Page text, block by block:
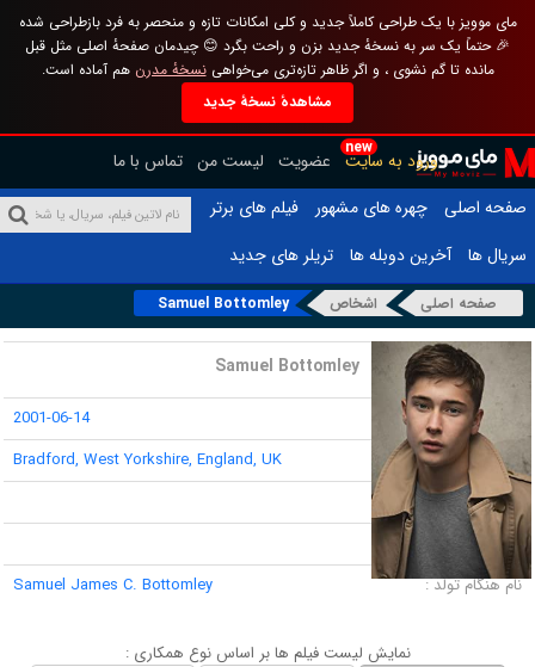
مای موویز با یک طراحی کاملاً جدید و کلی امکانات تازه و منحصر به فرد بازطراحی شده
🎉 حتماً یک سر به نسخهٔ جدید بزن و راحت بگرد 😊 چیدمان صفحهٔ اصلی مثل قبل
مانده تا گم نشوی ، و اگر ظاهر تازه‌تری می‌خواهینسخهٔ مدرن هم آماده است.
مشاهدهٔ نسخهٔ جدید
new
ورود به سایت عضویت لیست من تماس با ما
صفحه اصلی
چهره های مشهور
فیلم های برتر
سریال ها
آخرین دوبله ها تریلر های جدید
صفحه اصلی اشخاص Samuel Bottomley
Samuel Bottomley
تاریخ تولد :
2001-06-14
محل تولد :
Bradford, West Yorkshire, England, UK
قد :
لقب :
نام هنگام تولد :
Samuel James C. Bottomley
نمایش لیست فیلم ها بر اساس نوع همکاری :